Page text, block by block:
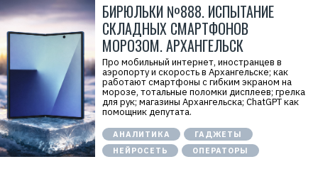
БИРЮЛЬКИ №888. ИСПЫТАНИЕ
СКЛАДНЫХ СМАРТФОНОВ
МОРОЗОМ. АРХАНГЕЛЬСК
Про мобильный интернет, иностранцев в
аэропорту и скорость в Архангельске; как
работают смартфоны с гибким экраном на
морозе, тотальные поломки дисплеев; грелка
для рук; магазины Архангельска; ChatGPT как
помощник депутата.
АНАЛИТИКА
ГАДЖЕТЫ
НЕЙРОСЕТЬ
ОПЕРАТОРЫ